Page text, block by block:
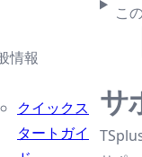
ション ®
情報
クイックス
タートガイ
こ
サ